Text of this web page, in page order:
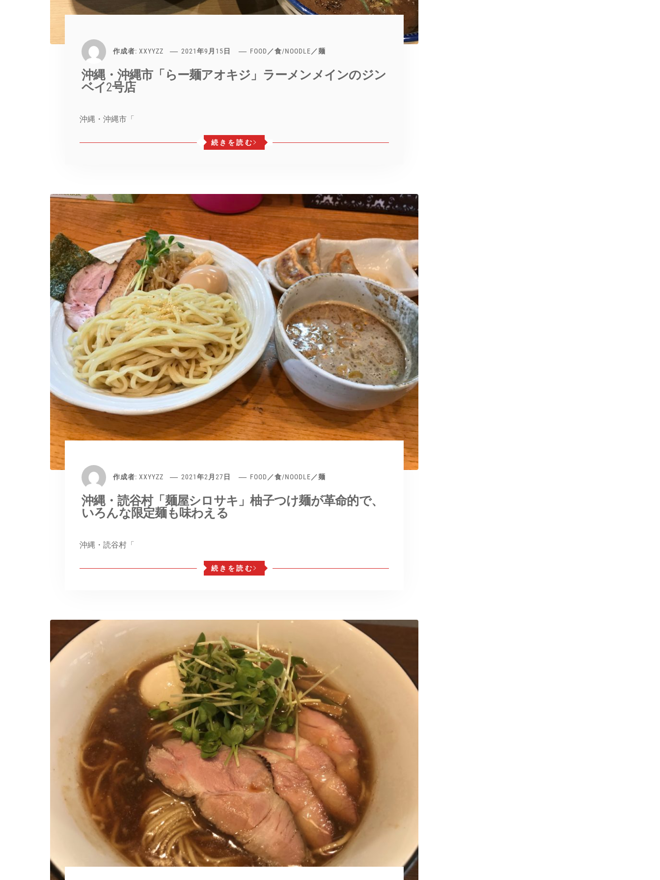
作成者: XXYYZZ 2021年9月15日 FOOD／食/NOODLE／麺
沖縄・沖縄市「らー麺アオキジ」ラーメンメインのジン
ベイ2号店
沖縄・沖縄市「
続きを読む
作成者: XXYYZZ 2021年2月27日 FOOD／食/NOODLE／麺
沖縄・読谷村「麺屋シロサキ」柚子つけ麺が革命的で、
いろんな限定麺も味わえる
沖縄・読谷村「
続きを読む